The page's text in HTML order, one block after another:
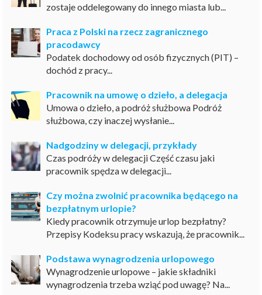
zostaje oddelegowany do innego miasta lub...
Praca z Polski na rzecz zagranicznego
pracodawcy
Podatek dochodowy od osób fizycznych (PIT) –
dochód z pracy...
Pracownik na umowę o dzieło, a delegacja
Umowa o dzieło, a podróż służbowa Podróż
służbowa, czy inaczej wysłanie...
Nadgodziny w delegacji, przykłady
Czas podróży w delegacji Część czasu jaki
pracownik spędza w delegacji...
Czy można zwolnić pracownika będącego na
bezpłatnym urlopie?
Kiedy pracownik otrzymuje urlop bezpłatny?
Przepisy Kodeksu pracy wskazują, że pracownik...
Podstawa wynagrodzenia urlopowego
Wynagrodzenie urlopowe – jakie składniki
wynagrodzenia trzeba wziąć pod uwagę? Na...